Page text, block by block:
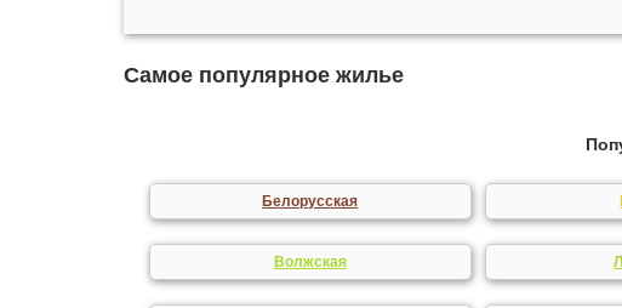
Самое популярное жилье
Белорусская
Волжская